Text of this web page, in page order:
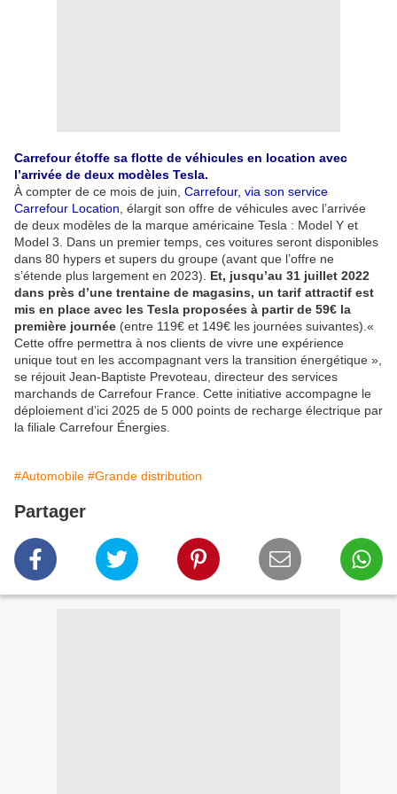
Carrefour étoffe sa flotte de véhicules en location avec
l’arrivée de deux modèles Tesla.
À compter de ce mois de juin, Carrefour, via son service
Carrefour Location , élargit son offre de véhicules avec l’arrivée
de deux modèles de la marque américaine Tesla : Model Y et
Model 3. Dans un premier temps, ces voitures seront disponibles
dans 80 hypers et supers du groupe (avant que l’offre ne
s’étende plus largement en 2023). Et, jusqu’au 31 juillet 2022
dans près d’une trentaine de magasins, un tarif attractif est
mis en place avec les Tesla proposées à partir de 59€ la
première journée (entre 119€ et 149€ les journées suivantes).«
Cette offre permettra à nos clients de vivre une expérience
unique tout en les accompagnant vers la transition énergétique »,
se réjouit Jean-Baptiste Prevoteau, directeur des services
marchands de Carrefour France. Cette initiative accompagne le
déploiement d’ici 2025 de 5 000 points de recharge électrique par
la filiale Carrefour Énergies.
#Automobile #Grande distribution
Partager